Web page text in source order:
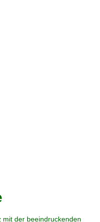
mit der beeindruckenden